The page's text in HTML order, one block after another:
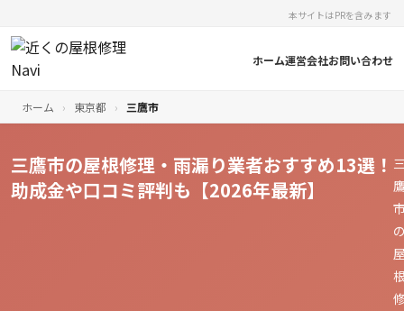
本サイトはPRを含みます
ホーム運営会社お問い合わせ
ホーム › 東京都 › 三鷹市
三鷹市の屋根修理・雨漏り業者おすすめ13選！
助成金や口コミ評判も【2026年最新】